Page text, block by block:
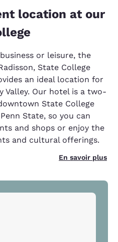
location at our
or leisure, the
State College
an ideal location for
Valley. Our hotel is a two-
State College
State, so you can
and shops or enjoy the
and cultural offerings.
En savoir plus